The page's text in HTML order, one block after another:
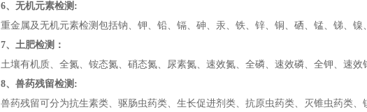
6、无机元素检测:
重金属及无机元素检测包括钠、钾、铅、镉、砷、汞、铁、锌、铜、硒、锰、锑、镍
7、土肥检测：
土壤有机质、全氮、铵态氮、硝态氮、尿素氮、速效氮、全磷、速效磷、全钾、速效
8、兽药残留检测:
兽药残留可分为抗生素类、驱肠虫药类、生长促进剂类、抗原虫药类、灭锥虫药类、